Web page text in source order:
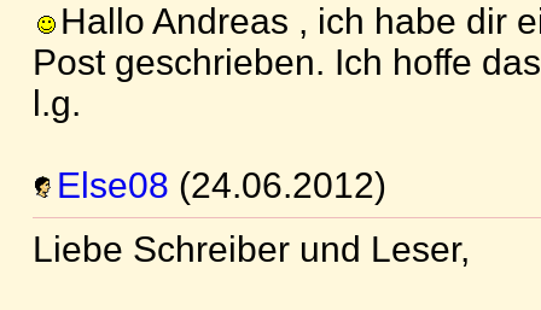
Hallo Andreas , ich habe dir
Post geschrieben. Ich hoffe
l.g.
Else08 (24.06.2012)
Liebe Schreiber und Leser,